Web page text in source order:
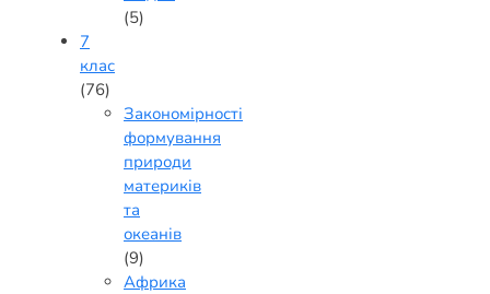
(5)
7
клас
(76)
Закономірності
формування
природи
материків
та
океанів
(9)
Африка